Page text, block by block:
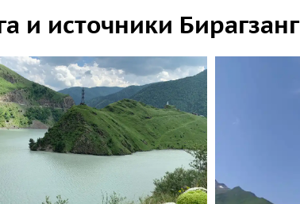
и источники Бирагзанг